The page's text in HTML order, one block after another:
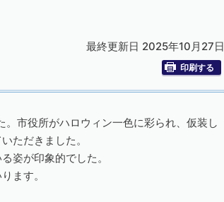
最終更新日 2025年10月27日
印刷する
市役所がハロウィン一色に彩られ、仮装し
ただきました。
姿が印象的でした。
ます。